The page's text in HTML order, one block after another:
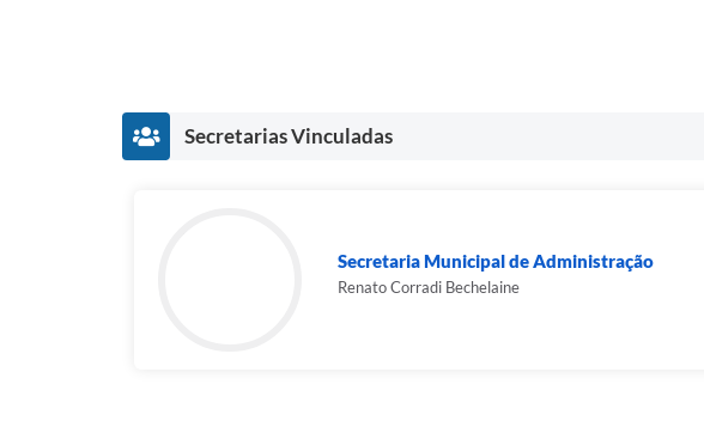
Secretarias Vinculadas
Secretaria Municipal de Administração
Renato Corradi Bechelaine